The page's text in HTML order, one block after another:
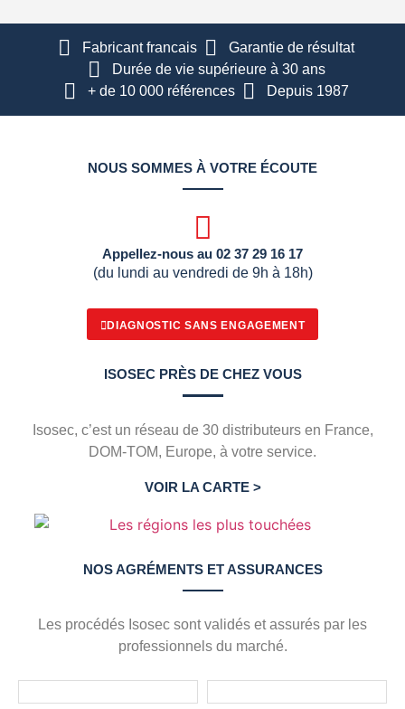
Fabricant francais
Garantie de résultat
Durée de vie supérieure à 30 ans
+ de 10 000 références
Depuis 1987
NOUS SOMMES À VOTRE ÉCOUTE
Appellez-nous au 02 37 29 16 17
(du lundi au vendredi de 9h à 18h)
DIAGNOSTIC SANS ENGAGEMENT
ISOSEC PRÈS DE CHEZ VOUS
Isosec, c’est un réseau de 30 distributeurs en France,
DOM-TOM, Europe, à votre service.
VOIR LA CARTE >
NOS AGRÉMENTS ET ASSURANCES
Les procédés Isosec sont validés et assurés par les
professionnels du marché.